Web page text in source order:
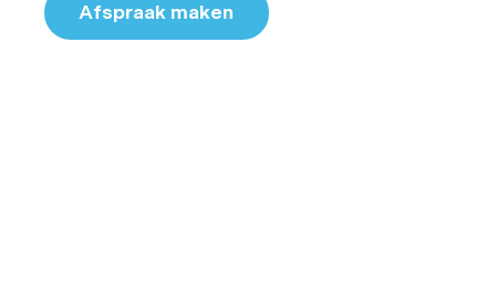
Afspraak maken